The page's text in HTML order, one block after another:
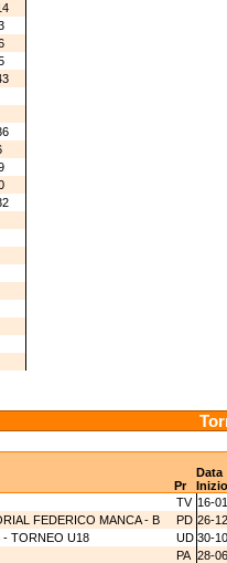
Data
Pr
Inizio
TV 16-
FEDERICO MANCA - B PD 26-
- TORNEO U18 UD 30-
PA 28-